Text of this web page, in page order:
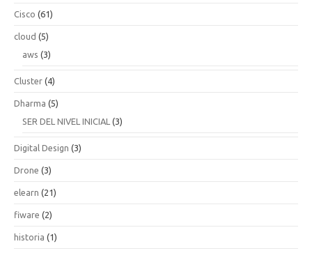
Cisco (61)
cloud (5)
aws (3)
Cluster (4)
Dharma (5)
SER DEL NIVEL INICIAL (3)
Digital Design (3)
Drone (3)
elearn (21)
fiware (2)
historia (1)